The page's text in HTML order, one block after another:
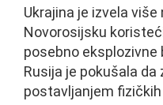
Ukrajina je izvela više
Novorosijsku
posebno
Rusija je pokušala
postavljanjem fizičkih